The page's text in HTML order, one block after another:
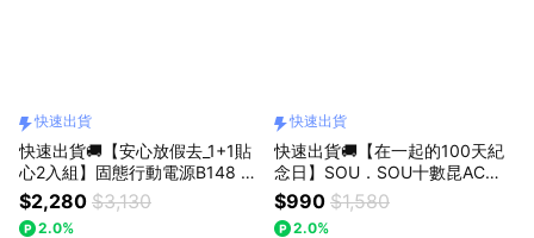
快速出貨
快速出貨🚚【安心放假去_1+1貼
心2入組】固態行動電源B148 +
65W 氮化鎵充電器B147 【台灣
製造充電組】
$2,280 $3,130
2.0%
快速出貨
快速出貨🚚【在一起的100天紀
念日】SOU．SOU十數昆AC插
座自帶線三輸出數顯快充行動電
源 22.2Wh【台灣製造】
$990 $1,580
2.0%